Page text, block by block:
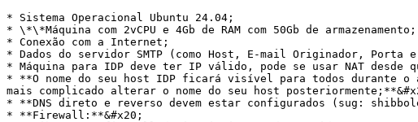
* Sistema Operacional Ubuntu 24.04;
* \*\*Máquina com 2vCPU e 4Gb de RAM com 50Gb de armazenamento;
* Conexão com a Internet;
* Dados do servidor SMTP (como Host, E-mail Originador, Porta
* Máquina para IDP deve ter IP válido, pode se usar NAT desde
* **O nome do seu host IDP ficará visível para todos durante o
mais complicado alterar o nome do seu host
* **DNS direto e reverso devem estar configurados (sug:
* **Firewall:**&#x20;